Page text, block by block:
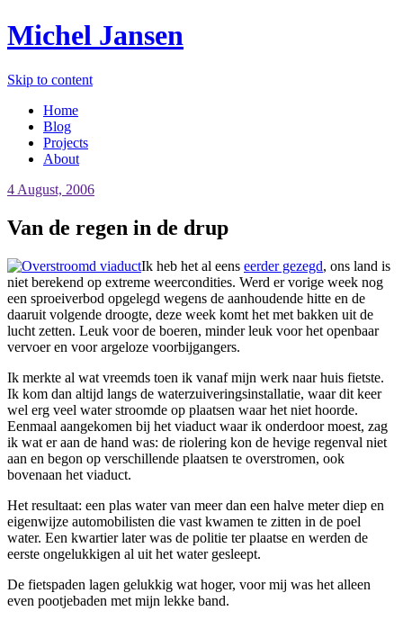
Michel Jansen
Skip to content
Home
Blog
Projects
About
4 August, 2006
Van de regen in de drup
Ik heb het al eens eerder gezegd, ons land is
niet berekend op extreme weercondities. Werd er vorige week nog
een sproeiverbod opgelegd wegens de aanhoudende hitte en de
daaruit volgende droogte, deze week komt het met bakken uit de
lucht zetten. Leuk voor de boeren, minder leuk voor het openbaar
vervoer en voor argeloze voorbijgangers.
Ik merkte al wat vreemds toen ik vanaf mijn werk naar huis fietste.
Ik kom dan altijd langs de waterzuiveringsinstallatie, waar dit keer
wel erg veel water stroomde op plaatsen waar het niet hoorde.
Eenmaal aangekomen bij het viaduct waar ik onderdoor moest, zag
ik wat er aan de hand was: de riolering kon de hevige regenval niet
aan en begon op verschillende plaatsen te overstromen, ook
bovenaan het viaduct.
Het resultaat: een plas water van meer dan een halve meter diep en
eigenwijze automobilisten die vast kwamen te zitten in de poel
water. Een kwartier later was de politie ter plaatse en werden de
eerste ongelukkigen al uit het water gesleept.
De fietspaden lagen gelukkig wat hoger, voor mij was het alleen
even pootjebaden met mijn lekke band.